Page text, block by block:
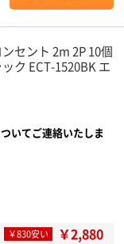
セント 2m 2P 10個
ク ECT-1520BK エ
いてご連絡いたしま
￥830安い ￥2,880